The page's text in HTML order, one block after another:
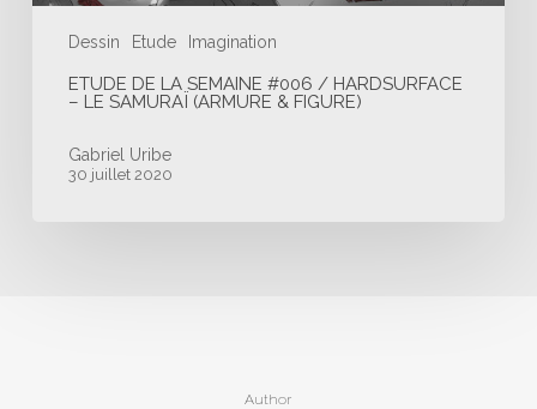
Dessin Etude Imagination
ETUDE DE LA SEMAINE #006 / HARDSURFACE
– LE SAMURAÏ (ARMURE & FIGURE)
Gabriel Uribe
30 juillet 2020
Author